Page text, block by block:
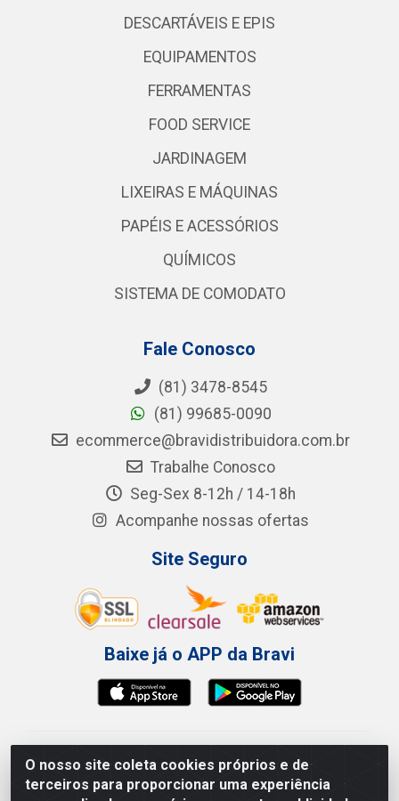
O nosso site coleta cookies próprios e de
terceiros para proporcionar uma experiência
DESCARTÁVEIS E EPIS
EQUIPAMENTOS
FERRAMENTAS
FOOD SERVICE
JARDINAGEM
LIXEIRAS E MÁQUINAS
PAPÉIS E ACESSÓRIOS
QUÍMICOS
SISTEMA DE COMODATO
Fale Conosco
(81) 3478-8545
(81) 99685-0090
ecommerce@bravidistribuidora.com.br
Trabalhe Conosco
Seg-Sex 8-12h / 14-18h
Acompanhe nossas ofertas
Site Seguro
Baixe já o APP da Bravi
Bravi Consumíveis de Higiene e Descartáveis EIRELI -
CNPJ 19.457.137/0001-06
Av. Sul Gov. Cid Sampaio, 3125 - Galpão 000A -